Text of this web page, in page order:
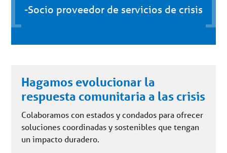
-Socio proveedor de servicios de crisis
Hagamos evolucionar la
respuesta comunitaria a las crisis
Colaboramos con estados y condados para ofrecer
soluciones coordinadas y sostenibles que tengan
un impacto duradero.